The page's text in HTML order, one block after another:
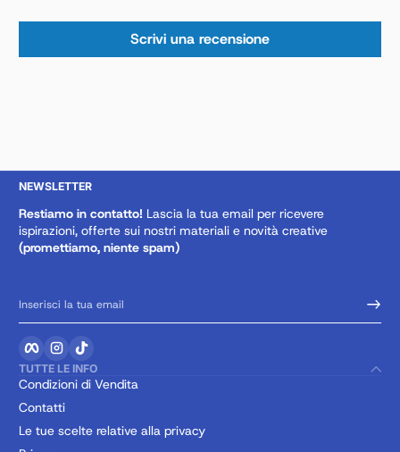
Scrivi una recensione
NEWSLETTER
Restiamo in contatto! Lascia la tua email per ricevere
ispirazioni, offerte sui nostri materiali e novità creative
(promettiamo, niente spam)
Inserisci la tua email
FacebookInstagram
TUTTE LE INFO
Condizioni di Vendita
Contatti
Le tue scelte relative alla privacy